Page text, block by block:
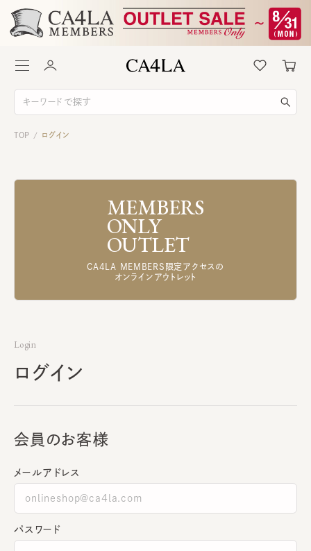
TOP / ログイン
MEMBERS
ONLY
OUTLET
CA4LA MEMBERS限定アクセスの
オンラインアウトレット
Login
ログイン
会員のお客様
メールアドレス
パスワード